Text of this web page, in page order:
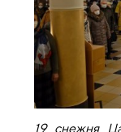
19 снежня